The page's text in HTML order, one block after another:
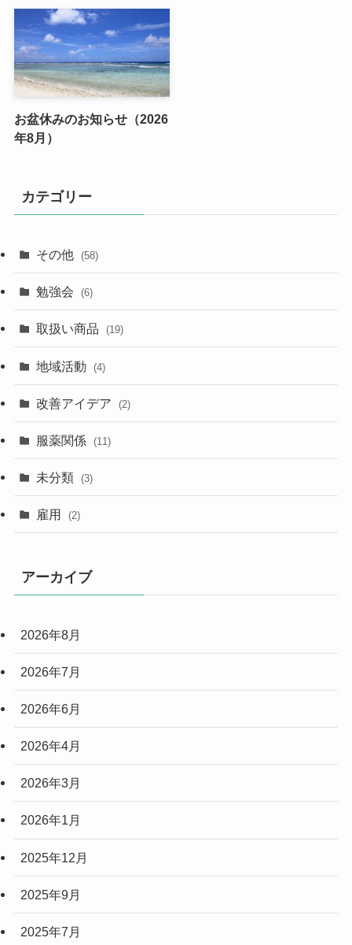
お盆休みのお知らせ（2026
年8月）
カテゴリー
その他 (58)
勉強会 (6)
取扱い商品 (19)
地域活動 (4)
改善アイデア (2)
服薬関係 (11)
未分類 (3)
雇用 (2)
アーカイブ
2026年8月
2026年7月
2026年6月
2026年4月
2026年3月
2026年1月
2025年12月
2025年9月
2025年7月